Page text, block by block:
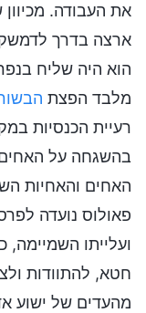
את העבודה.
ארצה בדרך לדמשק
הוא היה שליח
מלבד הפצת
רעיית הכנסיות
בהשגחה על האחים
האחים והאחיות
פאולוס נועדה
ועלייתו
חטא, להתוודות
מהעדים של ישוע